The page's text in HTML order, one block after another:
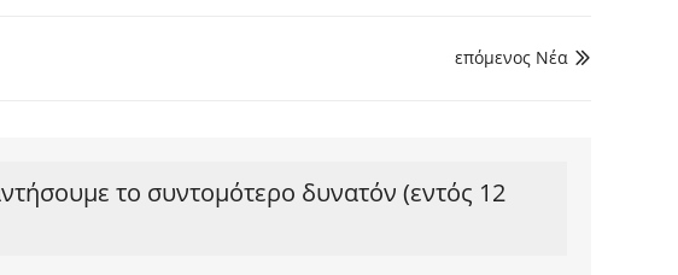

επόμενος Νέα
το συντομότερο δυνατόν (εντός 12